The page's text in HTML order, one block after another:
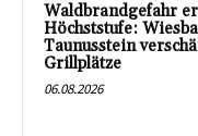
Waldbrandgefahr
Höchststufe:
Taunusstein
Grillplätze
06.08.2026